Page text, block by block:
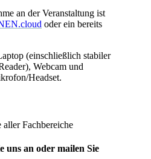
an der Veranstaltung ist
oder ein bereits
(einschließlich stabiler
Webcam und
Headset.
Fachbereiche
uns an oder mailen Sie